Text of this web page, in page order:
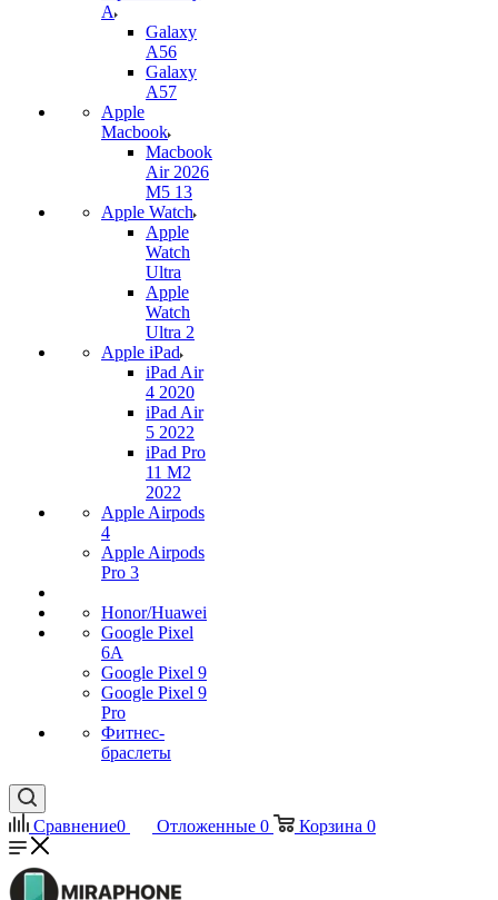
A
Galaxy
A56
Galaxy
A57
Apple
Macbook
Macbook
Air 2026
M5 13
Apple Watch
Apple
Watch
Ultra
Apple
Watch
Ultra 2
Apple iPad
iPad Air
4 2020
iPad Air
5 2022
iPad Pro
11 M2
2022
Apple Airpods
4
Apple Airpods
Pro 3
Honor/Huawei
Google Pixel
6A
Google Pixel 9
Google Pixel 9
Pro
Фитнес-
браслеты
Сравнение0 Отложенные 0 Корзина 0